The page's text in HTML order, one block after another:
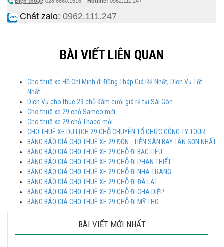
Chát zalo: 0962.111.247
BÀI VIẾT LIÊN QUAN
Cho thuê xe Hồ Chí Minh đi Đồng Tháp Giá Rẻ Nhất, Dịch Vụ Tốt
Nhất
Dịch Vụ cho thuê 29 chỗ đám cưới giá rẻ tại Sài Gòn
Cho thuê xe 29 chỗ Samco mới
Cho thuê xe 29 chỗ Thaco mới
CHO THUÊ XE DU LỊCH 29 CHỖ CHUYÊN TỔ CHỨC CÔNG TY TOUR
BẢNG BÁO GIÁ CHO THUÊ XE 29 ĐÓN - TIỄN SÂN BAY TÂN SƠN NHẤT
BẢNG BÁO GIÁ CHO THUÊ XE 29 CHỖ ĐI BẠC LIÊU
BẢNG BÁO GIÁ CHO THUÊ XE 29 CHỖ ĐI PHAN THIẾT
BẢNG BÁO GIÁ CHO THUÊ XE 29 CHỖ ĐI NHA TRANG
BẢNG BÁO GIÁ CHO THUÊ XE 29 CHỖ ĐI ĐÀ LẠT
BẢNG BÁO GIÁ CHO THUÊ XE 29 CHỖ ĐI CHA DIỆP
BẢNG BÁO GIÁ CHO THUÊ XE 29 CHỖ ĐI MỸ THO
BÀI VIẾT MỚI NHẤT